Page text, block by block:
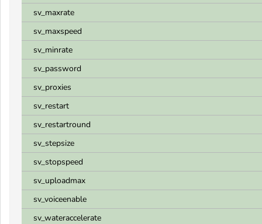
sv_maxrate
sv_maxspeed
sv_minrate
sv_password
sv_proxies
sv_restart
sv_restartround
sv_stepsize
sv_stopspeed
sv_uploadmax
sv_voiceenable
sv_wateraccelerate